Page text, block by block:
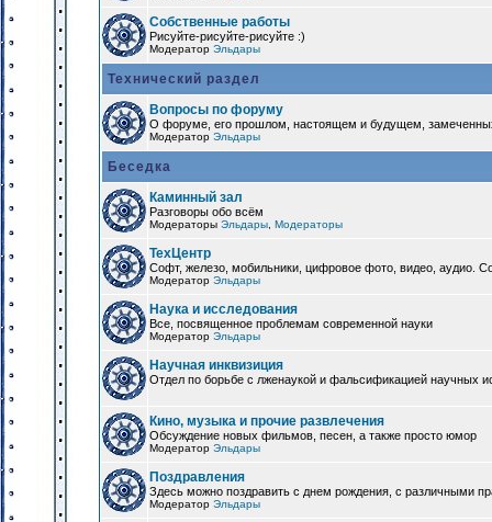
Собственные работы
Рисуйте-рисуйте-рисуйте :)
Модератор Эльдары
Технический раздел
Вопросы по форуму
О форуме, его прошлом, настоящем и будущем,
Модератор Эльдары
Беседка
Каминный зал
Разговоры обо всём
Модераторы Эльдары Модераторы
ТехЦентр
Софт, железо, мобильники, цифровое фото, видео, аудио.
Модератор Эльдары
Наука и исследования
Все, посвященное проблемам современной науки
Модератор Эльдары
Научная инквизиция
Отдел по борьбе с лженаукой и фальсификацией научных
Кино, музыка и прочие развлечения
Обсуждение новых фильмов, песен, а также просто юмор
Модератор Эльдары
Поздравления
Здесь можно поздравить с днем рождения, с различными
Модератор Эльдары